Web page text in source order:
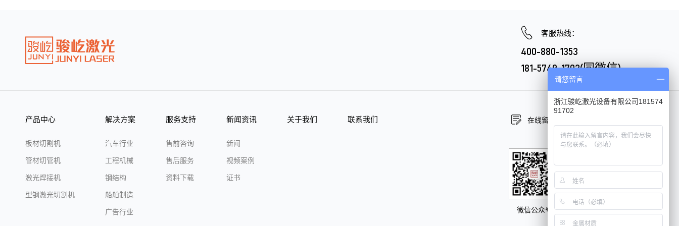
客服热线：
400-880-1353
181-5749-1702(同微信)
产品中心
板材切割机
管材切管机
激光焊接机
型钢激光切割机
解决方案
汽车行业
工程机械
钢结构
船舶制造
广告行业
服务支持
售前咨询
售后服务
资料下载
新闻资讯
新闻
视频案例
证书
关于我们 联系我们 在线留言
微信公众号 抖音官方号
请您留言
浙江骏屹激光设备有限公司181574
91702